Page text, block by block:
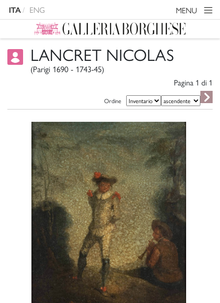
ITA ENG MENU
LANCRET NICOLAS
(Parigi 1690 - 1743-45)
Pagina 1 di 1
Ordine